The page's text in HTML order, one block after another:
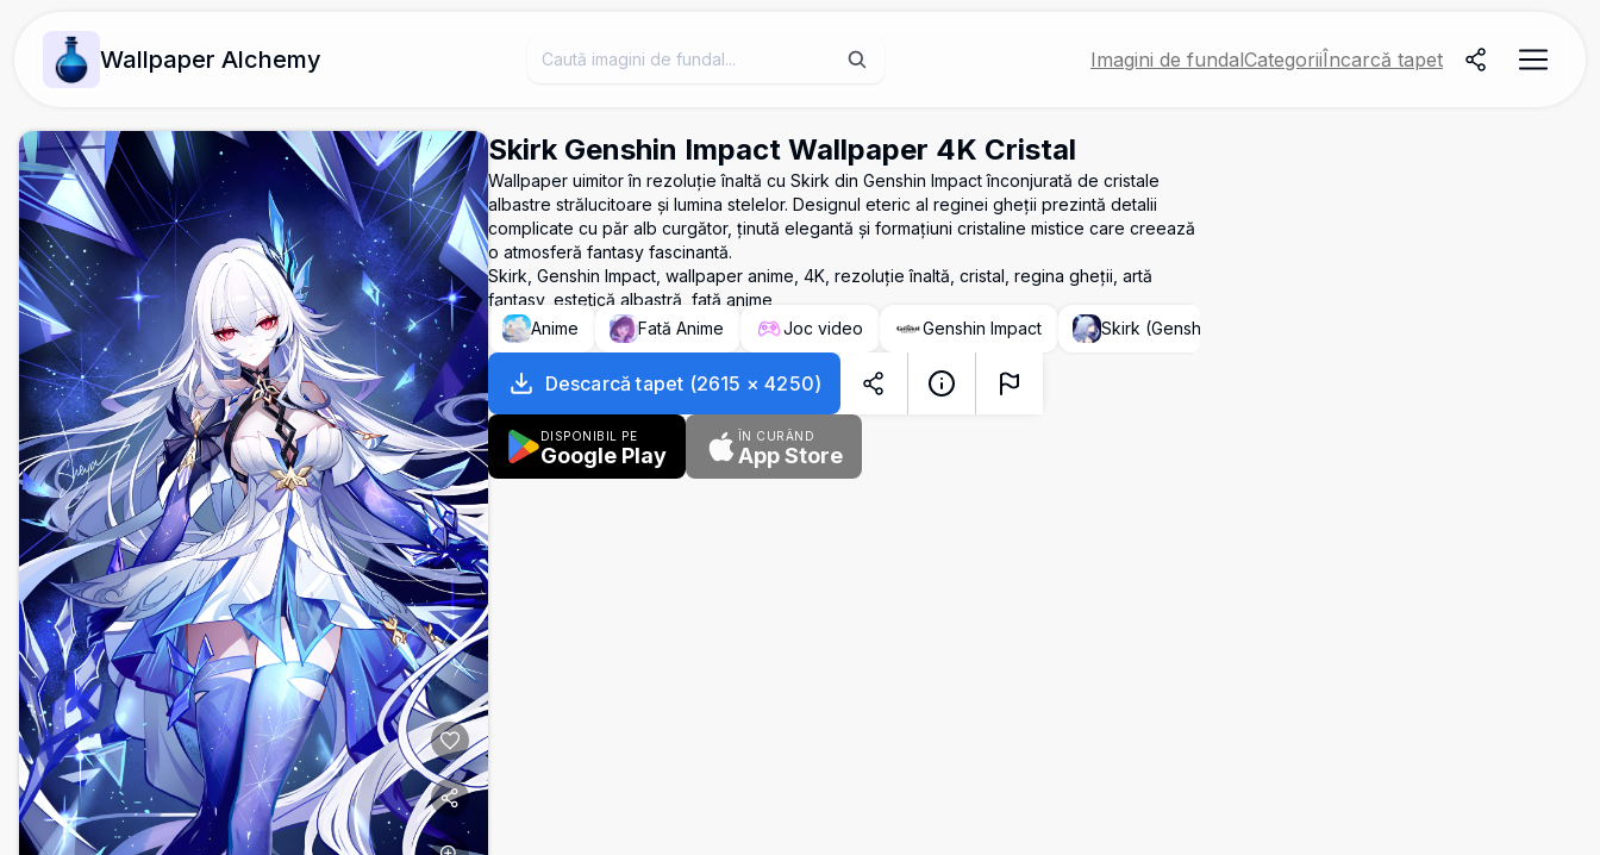
Wallpaper Alchemy Imagini de fundalCategoriiÎncarcă tapet
Skirk Genshin Impact Wallpaper 4K Cristal
Wallpaper uimitor în rezoluție înaltă cu Skirk din Genshin Impact înconjurată de cristale
albastre strălucitoare și lumina stelelor. Designul eteric al reginei gheții prezintă detalii
complicate cu păr alb curgător, ținută elegantă și formațiuni cristaline mistice care creează
o atmosferă fantasy fascinantă.
Skirk, Genshin Impact, wallpaper anime, 4K, rezoluție înaltă, cristal, regina gheții, artă
fantasy, estetică albastră, fată anime
Anime
Fată Anime Joc video Genshin Impact Skirk (Genshin Impact)
Descarcă tapet (2615 ×4250)
DISPONIBIL PE
Google Play
ÎN CURÂND
App Store